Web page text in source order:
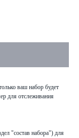
ваш набор будет
для отслеживания
"состав набора") для